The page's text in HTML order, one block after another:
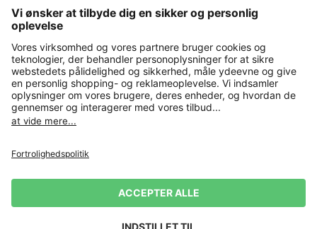
Flere webshops
Danmark
Gør brug af fortrydelsesret
Virksomhedsinformation
Cookie-indstillinger